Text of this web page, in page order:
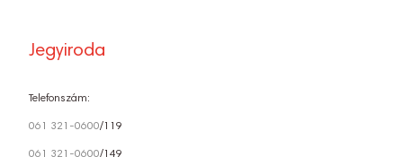
Jegyiroda
Telefonszám:
061 321-0600/119
061 321-0600/149